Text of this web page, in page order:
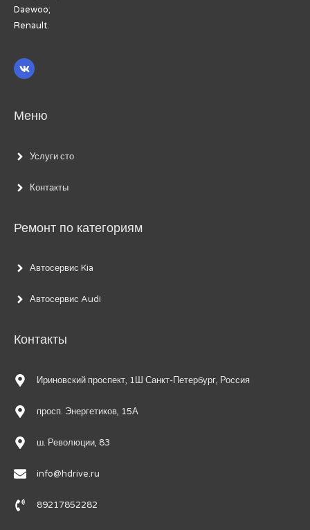
Daewoo;
Renault.
Меню
Услуги сто
Контакты
Ремонт по категориям
Автосервис Kia
Автосервис Audi
Контакты
Ириновский проспект, 1Ш Санкт-Петербург, Россия
просп. Энергетиков, 15А
ш. Революции, 83
info@hdrive.ru
89217852282